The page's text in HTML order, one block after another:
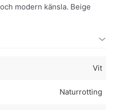
modern känsla. Beige
Vit
Naturrotting